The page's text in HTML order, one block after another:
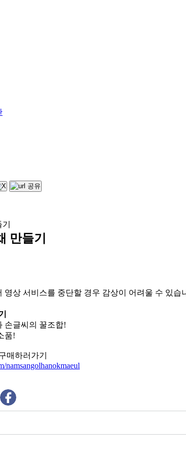
만들기
상 서비스를 중단할 경우 감상이 어려울 수 있습
손글씨의 꿀조합!
품!
매하러가기
namsangolhanokmaeul